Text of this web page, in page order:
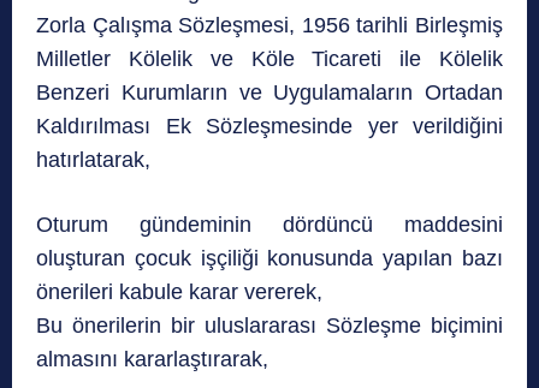
Zorla Çalışma Sözleşmesi, 1956 tarihli Birleşmiş
Milletler Kölelik ve Köle Ticareti ile Kölelik
Benzeri Kurumların ve Uygulamaların Ortadan
Kaldırılması Ek Sözleşmesinde yer verildiğini
hatırlatarak,
Oturum gündeminin dördüncü maddesini
oluşturan çocuk işçiliği konusunda yapılan bazı
önerileri kabule karar vererek,
Bu önerilerin bir uluslararası Sözleşme biçimini
almasını kararlaştırarak,